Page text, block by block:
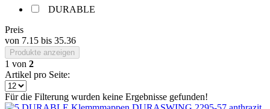
DURABLE
Preis
von 7.15 bis 35.36
Produkte anzeigen
1 von 2
Artikel pro Seite:
Für die Filterung wurden keine Ergebnisse gefunden!